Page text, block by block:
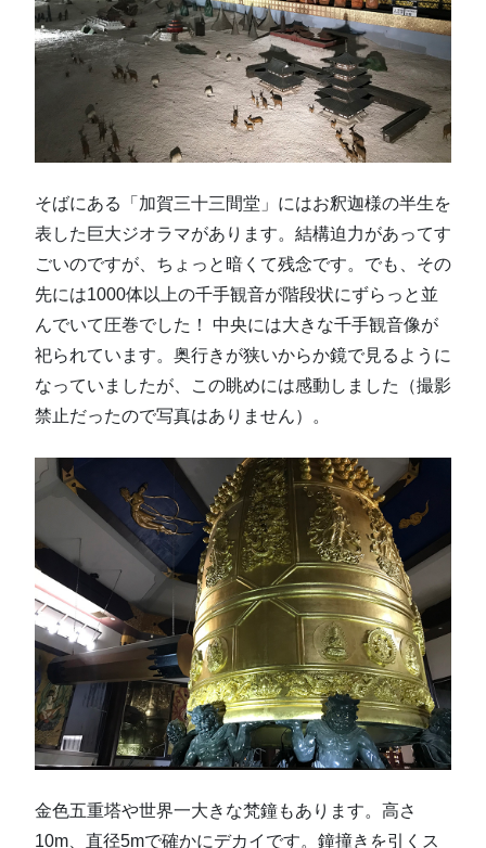
そばにある「加賀三十三間堂」にはお釈迦様の半生を
表した巨大ジオラマがあります。結構迫力があってす
ごいのですが、ちょっと暗くて残念です。でも、その
先には1000体以上の千手観音が階段状にずらっと並
んでいて圧巻でした！ 中央には大きな千手観音像が
祀られています。奥行きが狭いからか鏡で見るように
なっていましたが、この眺めには感動しました（撮影
禁止だったので写真はありません）。
金色五重塔や世界一大きな梵鐘もあります。高さ
10m、直径5mで確かにデカイです。鐘撞きを引くス